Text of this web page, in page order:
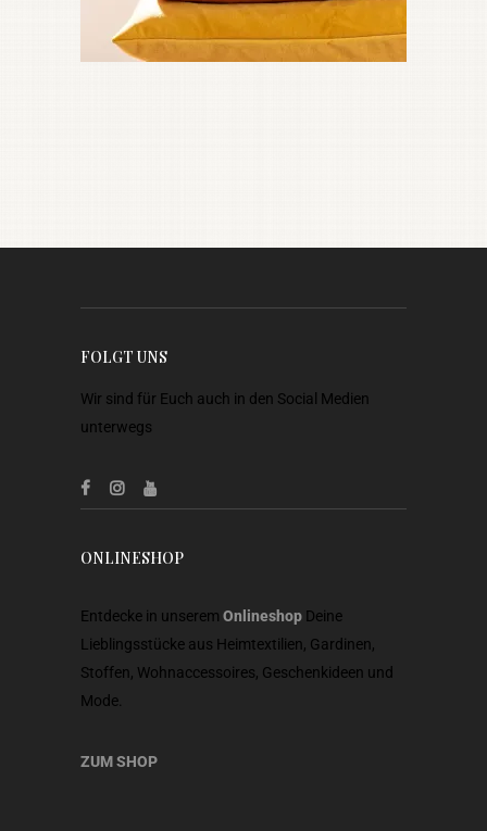
FOLGT UNS
Wir sind für Euch auch in den Social Medien
unterwegs
ONLINESHOP
Entdecke in unserem Onlineshop Deine
Lieblingsstücke aus Heimtextilien, Gardinen,
Stoffen, Wohnaccessoires, Geschenkideen und
Mode.
ZUM SHOP